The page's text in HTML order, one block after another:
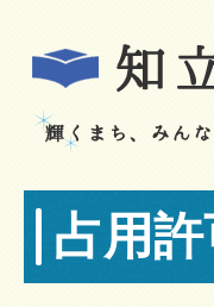
占用